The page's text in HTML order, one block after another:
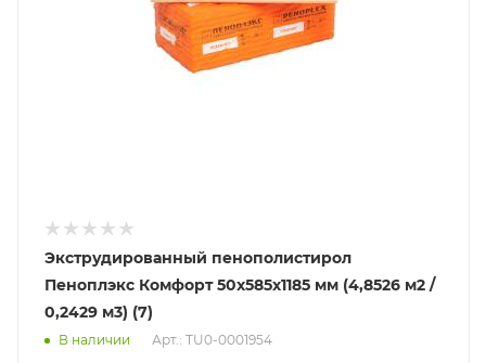
Экструдированный пенополистирол
Пеноплэкс Комфорт 50х585х1185 мм (4,8526 м2 /
0,2429 м3) (7)
В наличии Арт.: TU0-0001954